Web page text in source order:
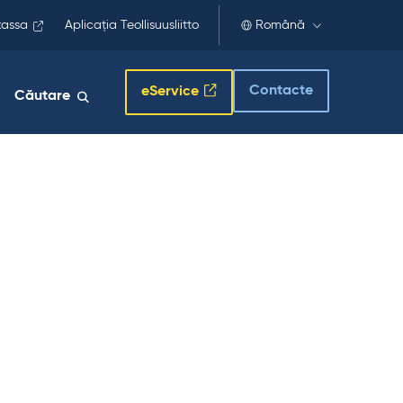
Aplicația Teollisuusliitto Română
Căutare eService Contacte